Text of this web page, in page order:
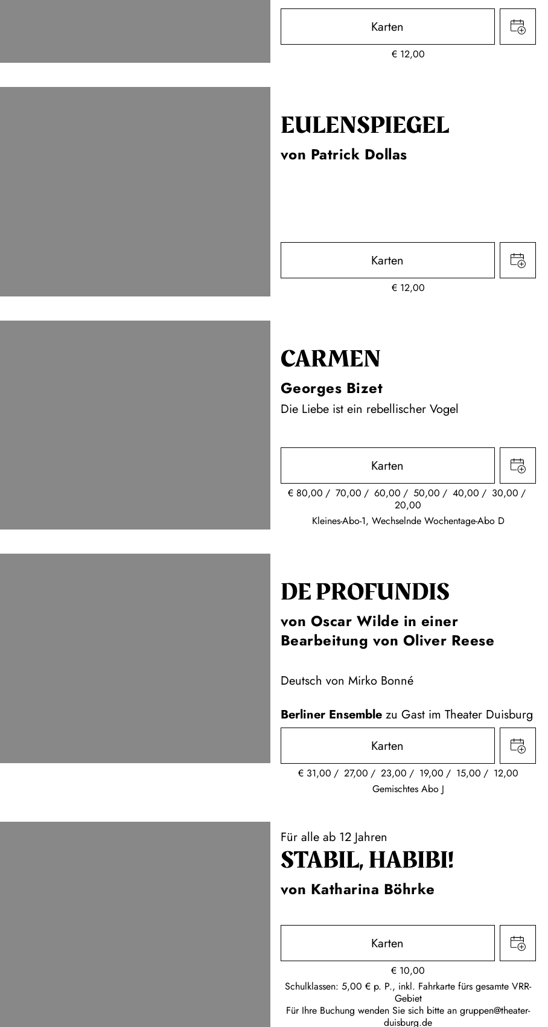
Karten
€ 12,00
EULENSPIEGEL
von Patrick Dollas
Karten
€ 12,00
CARMEN
Georges Bizet
Die Liebe ist ein rebellischer Vogel
Karten
€ 80,00 70,00 60,00 50,00 40,00
30,00
20,00
Kleines-Abo-1, Wechselnde Wochentage-Abo D
DE PROFUNDIS
von Oscar Wilde in einer
Bearbeitung von Oliver Reese
Deutsch von Mirko Bonné
Berliner Ensemblezu Gast im Theater Duisburg
Karten
€ 31,00 27,00 23,00 19,00 15,00
12,00
Gemischtes Abo J
Für alle ab 12 Jahren
STABIL, HABIBI!
von Katharina Böhrke
Karten
€ 10,00
Schulklassen: 5,00 € p. P., inkl. Fahrkarte fürs gesamte VRR-
Gebiet
Für Ihre Buchung wenden Sie sich bitte angruppen@theater-
duisburg.de